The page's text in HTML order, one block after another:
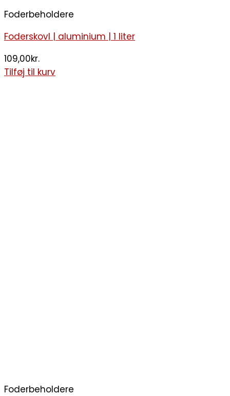
Foderbeholdere
Foderskovl | aluminium | 1 liter
109,00kr.
Tilføj til kurv
Foderbeholdere